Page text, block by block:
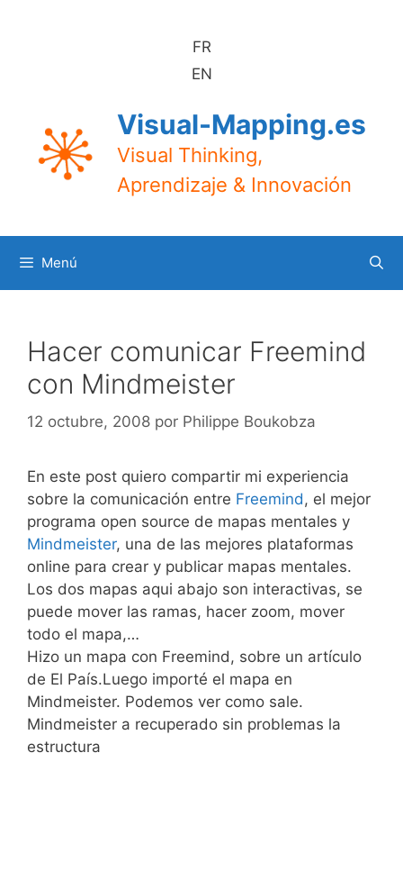
FR
EN
Visual-Mapping.es
Visual Thinking,
Aprendizaje & Innovación
Menú
Hacer comunicar Freemind
con Mindmeister
12 octubre, 2008 por Philippe Boukobza
En este post quiero compartir mi experiencia
sobre la comunicación entre Freemind , el mejor
programa open source de mapas mentales y
Mindmeister, una de las mejores plataformas
online para crear y publicar mapas mentales.
Los dos mapas aqui abajo son interactivas, se
puede mover las ramas, hacer zoom, mover
todo el mapa,…
Hizo un mapa con Freemind, sobre un artículo
de El País.Luego importé el mapa en
Mindmeister. Podemos ver como sale.
Mindmeister a recuperado sin problemas la
estructura